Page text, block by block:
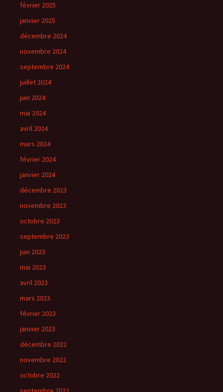
février 2025
janvier 2025
décembre 2024
novembre 2024
septembre 2024
juillet 2024
juin 2024
mai 2024
avril 2024
mars 2024
février 2024
janvier 2024
décembre 2023
novembre 2023
octobre 2023
septembre 2023
juin 2023
mai 2023
avril 2023
mars 2023
février 2023
janvier 2023
décembre 2022
novembre 2022
octobre 2022